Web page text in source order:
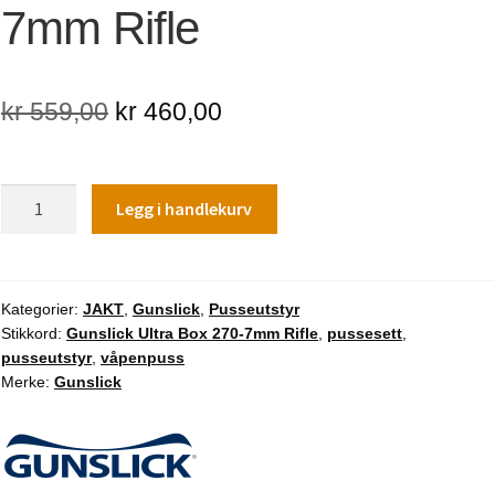
7mm Rifle
kr559,00 Opprinnelig
var:
kr 559,00.
kr 460,00
er:
kr 460,00.
7mm
Rifle
antall
Legg i handlekurv
Kategorier: JAKT Gunslick Pusseutstyr
Stikkord: Gunslick Ultra Box 270-7mm Rifle pussesett
pusseutstyr, våpenpuss
Merke: Gunslick